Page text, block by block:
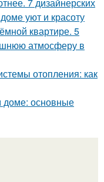
уют и красоту
квартире. 5
атмосферу в
отопления: как
доме: основные